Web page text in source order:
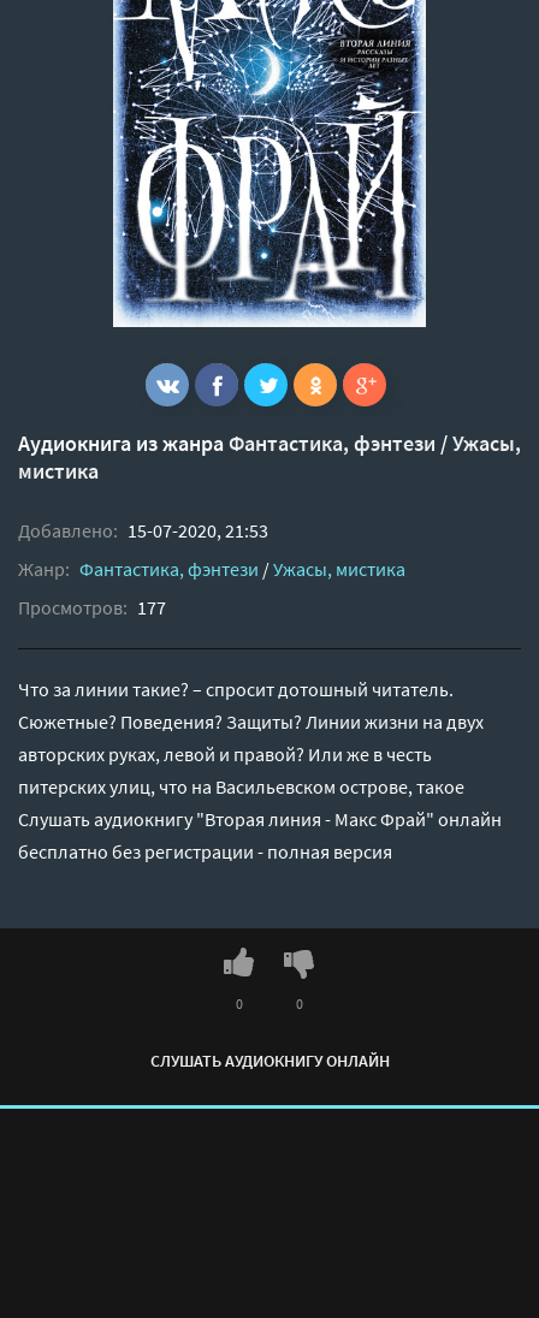
Аудиокнига из жанраФантастика, фэнтези /Ужасы,
мистика
Добавлено: 15-07-2020, 21:53
Жанр: Фантастика, фэнтези /Ужасы, мистика
Просмотров: 177
Что за линии такие? – спросит дотошный читатель.
Сюжетные? Поведения? Защиты? Линии жизни на двух
авторских руках, левой и правой? Или же в честь
питерских улиц, что на Васильевском острове, такое
Слушать аудиокнигу "Вторая линия - Макс Фрай" онлайн
бесплатно без регистрации - полная версия
СЛУШАТЬ АУДИОКНИГУ ОНЛАЙН
0 0